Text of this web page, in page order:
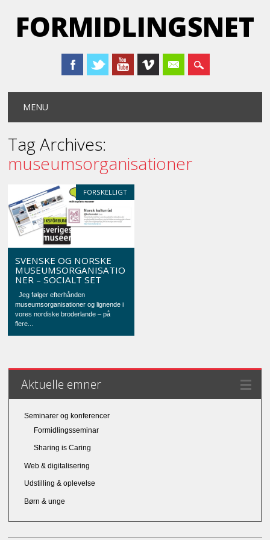
FORMIDLINGSNET
Main menu
MENU
Tag Archives:
museumsorganisationer
FORSKELLIGT
SVENSKE OG NORSKE
MUSEUMSORGANISATIO
NER – SOCIALT SET
Jeg følger efterhånden
museumsorganisationer og lignende i
vores nordiske broderlande – på
flere...
Aktuelle emner
Seminarer og konferencer
Formidlingsseminar
Sharing is Caring
Web & digitalisering
Udstilling & oplevelse
Børn & unge